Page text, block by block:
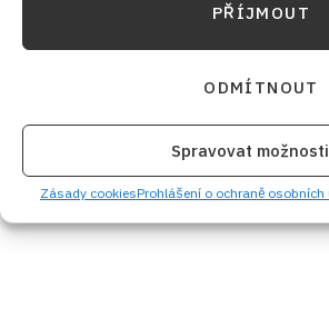
PŘÍJMOUT
ODMÍTNOUT
Spravovat možnosti
Zásady cookiesProhlášení o ochraně osobních